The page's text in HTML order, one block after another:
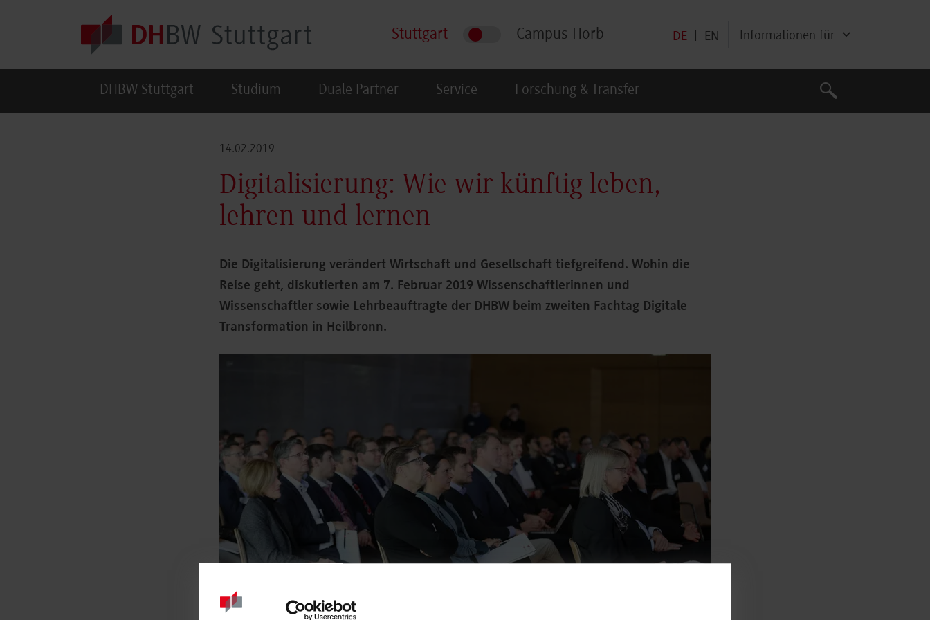
Stuttgart Campus Horb DE EN Informationen für
DHBW Stuttgart Studium Duale Partner Service Forschung & Transfer
Suche
Suche
14.02.2019
Digitalisierung: Wie wir künftig leben,
lehren und lernen
Die Digitalisierung verändert Wirtschaft und Gesellschaft tiefgreifend. Wohin die
Reise geht, diskutierten am 7. Februar 2019 Wissenschaftlerinnen und
Wissenschaftler sowie Lehrbeauftragte der DHBW beim zweiten Fachtag Digitale
Transformation in Heilbronn.